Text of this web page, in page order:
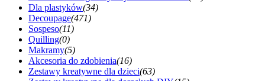
Dla plastyków(34)
Decoupage(471)
Sospeso(11)
Quilling(0)
Makramy(5)
Akcesoria do zdobienia(16)
Zestawy kreatywne dla dzieci(63)